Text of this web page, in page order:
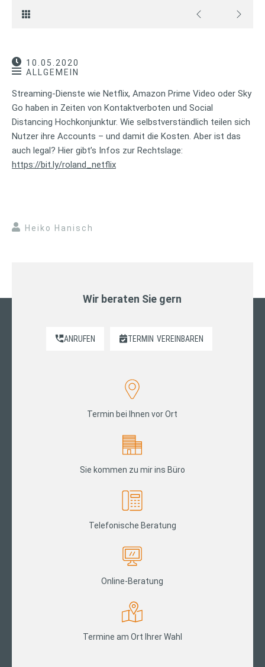
10.05.2020
ALLGEMEIN
Streaming-Dienste wie Netflix, Amazon Prime Video oder Sky
Go haben in Zeiten von Kontaktverboten und Social
Distancing Hochkonjunktur. Wie selbstverständlich teilen sich
Nutzer ihre Accounts – und damit die Kosten. Aber ist das
auch legal? Hier gibt’s Infos zur Rechtslage:
https://bit.ly/roland_netflix
Heiko Hanisch
Wir beraten Sie gern
ANRUFEN TERMIN VEREINBAREN
Termin bei Ihnen vor Ort
Sie kommen zu mir ins Büro
Telefonische Beratung
Online-Beratung
Termine am Ort Ihrer Wahl